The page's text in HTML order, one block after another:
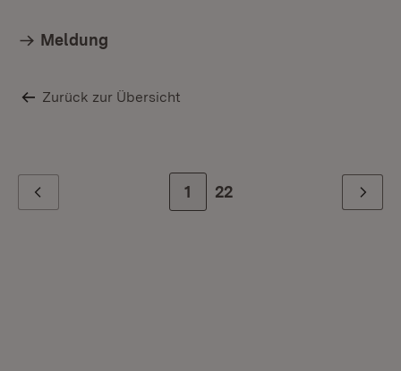
Meldung
Zurück zur Übersicht
Zur Seite
1 Zur letzten Seite
22 Weiter